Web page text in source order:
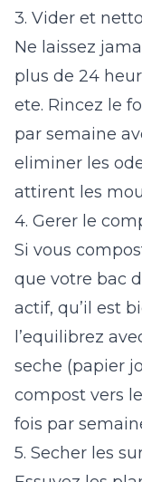
3. Vider et
Ne laissez
plus de 24
ete. Rincez le
par semaine
eliminer les
attirent les
4. Gerer le
Si vous
que votre bac
actif, qu’il est
l’equilibrez
seche (papier
compost vers
fois par
5. Secher les